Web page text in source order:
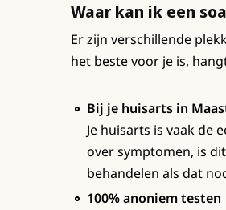
Waar kan ik een
Er zijn verschillende
het beste voor je is,
Bij je huisarts in
Je huisarts is vaak de
over symptomen, is
behandelen als dat
100% anoniem testen